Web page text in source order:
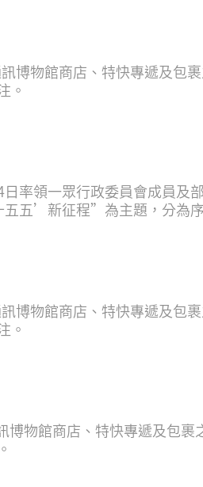
博物館商店、特快專遞及包
： 敬希垂注。
率領一眾行政委員會成員及
五’新征程”為主題，分為
國家安全作出切實努力。
博物館商店、特快專遞及包
： 敬希垂注。
物館商店、特快專遞及包裹
。